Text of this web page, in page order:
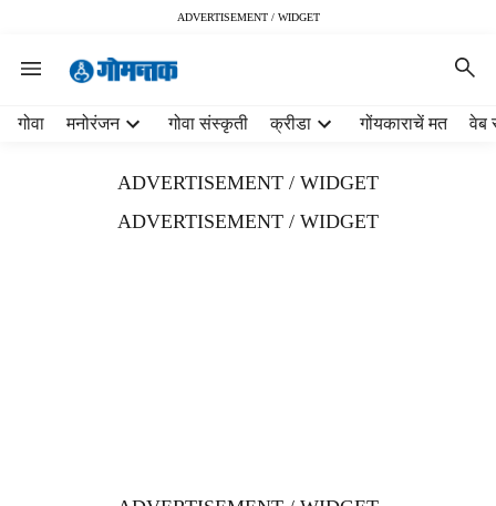
ADVERTISEMENT / WIDGET
गोवा मनोरंजन गोवा संस्कृती क्रीडा गोंयकाराचें मत वेब
ADVERTISEMENT / WIDGET
ADVERTISEMENT / WIDGET